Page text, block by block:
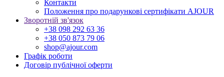
Контакти
Положення про подарункові сертифікати AJOUR
Зворотній зв'язок
+38 098 292 63 36
+38 050 873 79 06
shop@ajour.com
Графік роботи
Договір публічної оферти